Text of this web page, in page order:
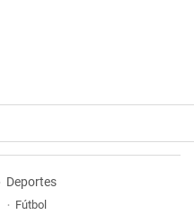
Deportes
Fútbol